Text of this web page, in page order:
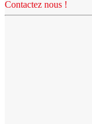
Contactez nous !